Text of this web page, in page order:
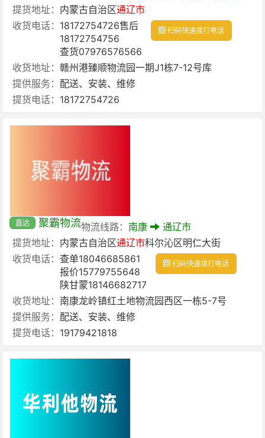
提货地址： 内蒙古自治区通辽市
收货电话： 18172754726售后
18172754756
查货07976576566
扫码快速拨打电话
收货地址： 赣州港臻顺物流园一期J1栋7-12号库
提供服务： 配送、安装、维修
提货电话： 18172754726
直达 聚霸物流物流线路： 南康
通辽市
提货地址： 内蒙古自治区通辽市科尔沁区明仁大街
收货电话： 查单18046685861
报价15779755648
陕甘蒙18146682717
扫码快速拨打电话
收货地址： 南康龙岭镇红土地物流园西区一栋5-7号
提供服务： 配送、安装、维修
提货电话： 19179421818